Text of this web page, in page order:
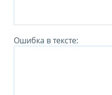
Ошибка в тексте: